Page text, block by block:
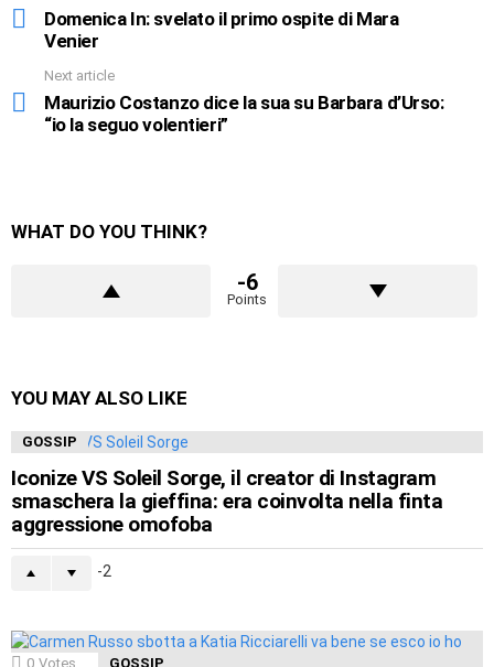
moreDomenica In: svelato il primo ospite di Mara
Venier
Next article
Maurizio Costanzo dice la sua su Barbara d’Urso:
“io la seguo volentieri”
WHAT DO YOU THINK?
-6
Points
YOU MAY ALSO LIKE
GOSSIP
Iconize VS Soleil Sorge, il creator di Instagram
smaschera la gieffina: era coinvolta nella finta
aggressione omofoba
-2
0 Votes GOSSIP